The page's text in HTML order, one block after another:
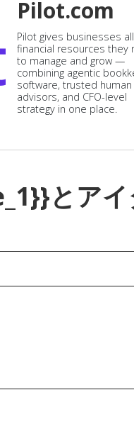
Pilot.com
Pilot gives businesses
financial resources they
to manage and grow —
combining agentic
software, trusted human
advisors, and CFO-level
strategy in one place.
とアイ